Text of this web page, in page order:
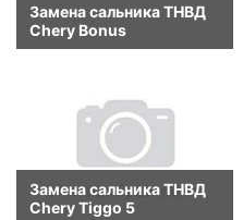
Замена сальника ТНВД
Chery Bonus
Замена сальника ТНВД
Chery Tiggo 5